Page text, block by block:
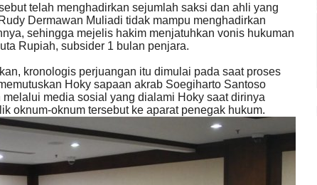
telah menghadirkan sejumlah saksi dan ahli yang
Dermawan Muliadi tidak mampu menghadirkan
sehingga mejelis hakim menjatuhkan vonis hukuman
Rupiah, subsider 1 bulan penjara.
kronologis perjuangan itu dimulai pada saat proses
Hoky sapaan akrab Soegiharto Santoso
media sosial yang dialami Hoky saat dirinya
oknum-oknum tersebut ke aparat penegak hukum.